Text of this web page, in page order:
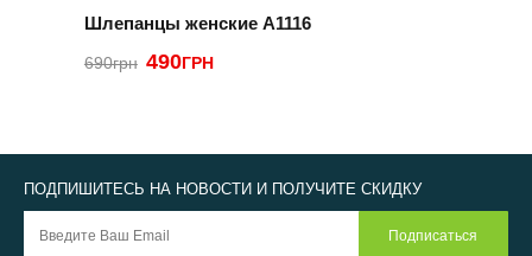
Шлепанцы женские A1116
690грн 490ГРН
ПОДПИШИТЕСЬ НА НОВОСТИ И ПОЛУЧИТЕ СКИДКУ